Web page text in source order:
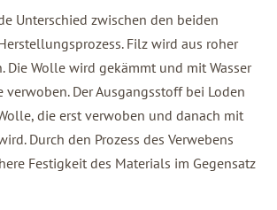
Unterschied zwischen den beiden
Filz wird aus roher
Die Wolle wird gekämmt und mit Wasser
verwoben. Der Ausgangsstoff bei Loden
die erst verwoben und danach mit
Durch den Prozess des Verwebens
Festigkeit des Materials im Gegensatz